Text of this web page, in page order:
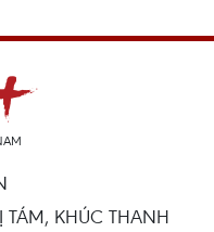
TÁM, KHÚC THANH